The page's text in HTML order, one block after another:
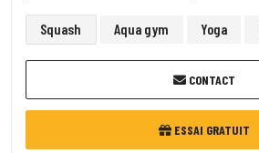
Squash Aqua gym Yoga
CONTACT
ESSAI GRATUIT